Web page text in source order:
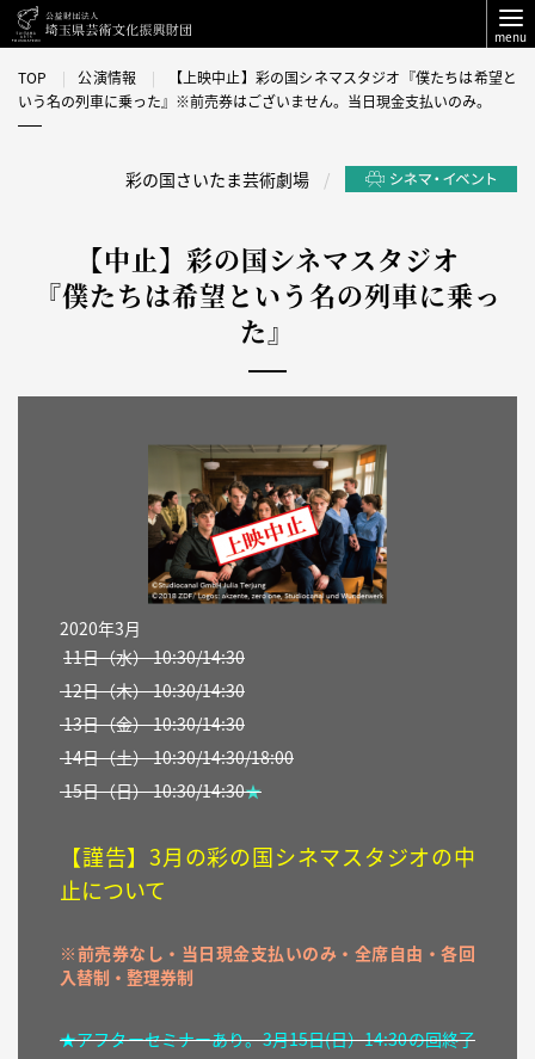
menu
TOP 公演情報
【上映中止】彩の国シネマスタジオ『僕たちは希望と
いう名の列車に乗った』※前売券はございません。当日現金支払いのみ。
彩の国さいたま芸術劇場
【中止】彩の国シネマスタジオ
『僕たちは希望という名の列車に乗っ
た』
2020年3月
11日（水）10:30/14:30
12日（木） 10:30/14:30
13日（金）10:30/14:30
14日（土）10:30/14:30/18:00
15日（日）10:30/14:30★
【謹告】3月の彩の国シネマスタジオの中
止について
※前売券なし・当日現金支払いのみ・全席自由・各回
入替制・整理券制
★アフターセミナーあり。3月15日(日）14:30の回終了